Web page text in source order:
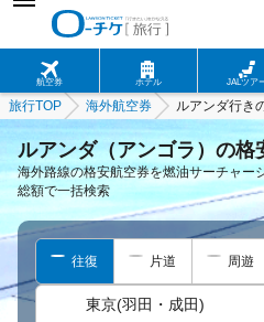
航空券 ホテル JALツア
旅行TOP 海外航空券 ルアンダ行き
ルアンダ（アンゴラ）の格
海外路線の格安航空券を燃油サーチャー
総額で一括検索
往復 片道 周遊
東京(羽田・成田)